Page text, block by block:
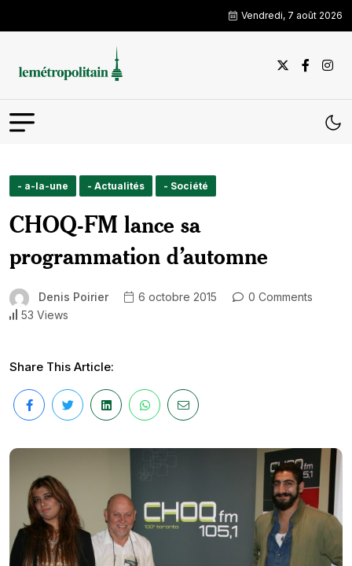
Vendredi, 7 août 2026
- a-la-une - Actualités - Société
CHOQ-FM lance sa
programmation d’automne
Denis Poirier 6 octobre 2015
0 Comments
53 Views
Share This Article: